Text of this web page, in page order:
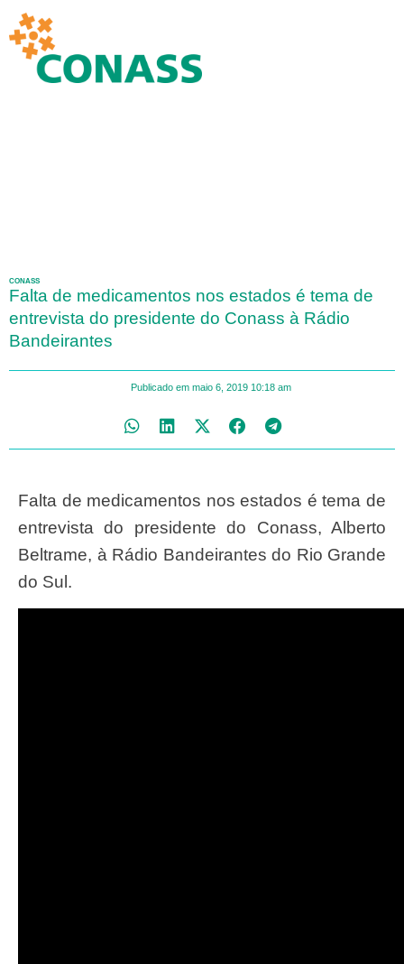
CONASS
Falta de medicamentos nos estados é tema de
entrevista do presidente do Conass à Rádio
Bandeirantes
Publicado em maio 6, 2019 10:18 am
Falta de medicamentos nos estados é tema de
entrevista do presidente do Conass, Alberto
Beltrame, à Rádio Bandeirantes do Rio Grande
do Sul.